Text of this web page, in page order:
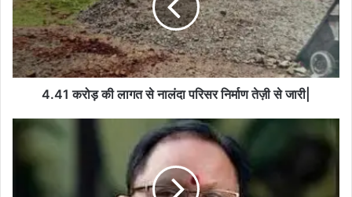
से
नालंदा
परिसर
निर्माण
तेज़ी
4.41 करोड़ की लागत से नालंदा परिसर निर्माण तेज़ी से जारी|
मेडिकल